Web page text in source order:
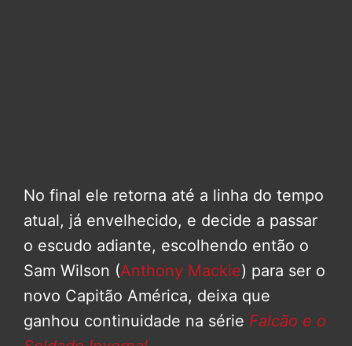
No final ele retorna até a linha do tempo
atual, já envelhecido, e decide a passar
o escudo adiante, escolhendo então o
Sam Wilson (Anthony Mackie) para ser o
novo Capitão América, deixa que
ganhou continuidade na série Falcão e o